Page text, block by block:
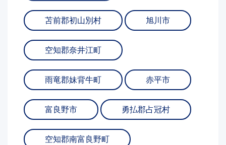
苫前郡初山別村 旭川市
空知郡奈井江町
雨竜郡妹背牛町 赤平市
富良野市 勇払郡占冠村
空知郡南富良野町